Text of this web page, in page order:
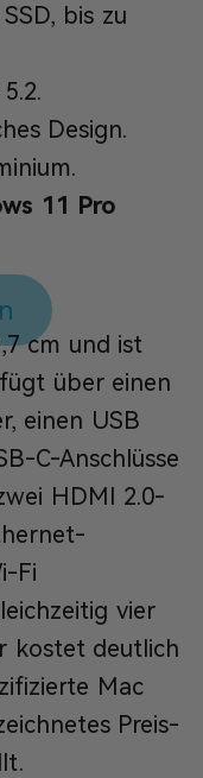
bis zu
Design.
11 Pro
cm und ist
über einen
einen USB
C-Anschlüsse
HDMI 2.0-
Fi
vier
kostet deutlich
Mac
Preis-